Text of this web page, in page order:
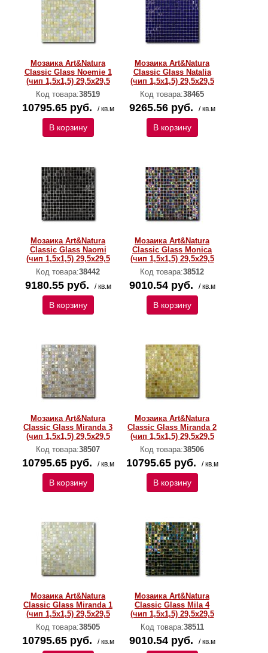
Мозаика Art&Natura
Classic Glass Noemie 1
(чип 1,5х1,5) 29,5x29,5
Код товара:38519
10795.65 руб. / кв.м
В корзину
Мозаика Art&Natura
Classic Glass Natalia
(чип 1,5х1,5) 29,5x29,5
Код товара:38465
9265.56 руб. / кв.м
В корзину
Мозаика Art&Natura
Classic Glass Naomi
(чип 1,5х1,5) 29,5x29,5
Код товара:38442
9180.55 руб. / кв.м
В корзину
Мозаика Art&Natura
Classic Glass Monica
(чип 1,5х1,5) 29,5x29,5
Код товара:38512
9010.54 руб. / кв.м
В корзину
Мозаика Art&Natura
Classic Glass Miranda 3
(чип 1,5х1,5) 29,5x29,5
Код товара:38507
10795.65 руб. / кв.м
В корзину
Мозаика Art&Natura
Classic Glass Miranda 2
(чип 1,5х1,5) 29,5x29,5
Код товара:38506
10795.65 руб. / кв.м
В корзину
Мозаика Art&Natura
Classic Glass Miranda 1
(чип 1,5х1,5) 29,5x29,5
Код товара:38505
10795.65 руб. / кв.м
Мозаика Art&Natura
Classic Glass Mila 4
(чип 1,5х1,5) 29,5x29,5
Код товара:38511
9010.54 руб. / кв.м